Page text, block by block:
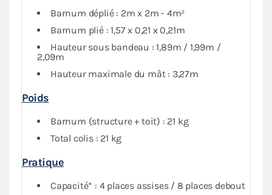
Barnum déplié : 2m x 2m - 4m²
Barnum plié : 1,57 x 0,21 x 0,21m
Hauteur sous bandeau : 1,89m / 1,99m /
2,09m
Hauteur maximale du mât : 3,27m
Poids
Barnum (structure + toit) : 21 kg
Total colis : 21 kg
Pratique
Capacité* : 4 places assises / 8 places debout